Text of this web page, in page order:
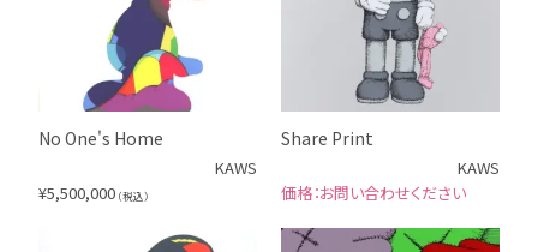
No One's Home
KAWS
¥5,500,000 （税込）
Share Print
KAWS
お問い合わせください